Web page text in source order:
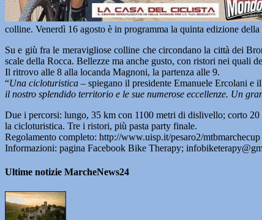
colline. Venerdì 16 agosto è in programma la quinta edizione della
Su e giù fra le meravigliose colline che circondano la città dei
scale della Rocca. Bellezze ma anche gusto, con ristori nei quali
Il ritrovo alle 8 alla locanda Magnoni, la partenza alle 9.
“Una cicloturistica – spiegano il presidente Emanuele Ercolani e
il nostro splendido territorio e le sue numerose eccellenze. Un
Due i percorsi: lungo, 35 km con 1100 metri di dislivello; corto
la cicloturistica. Tre i ristori, più pasta party finale.
Regolamento completo: http://www.uisp.it/pesaro2/mtbmarchecup
Informazioni: pagina Facebook Bike Therapy;
Ultime notizie MarcheNews24